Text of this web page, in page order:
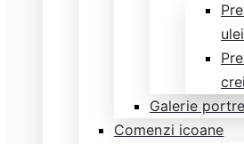
ulei
Galerie
Comenzi icoane